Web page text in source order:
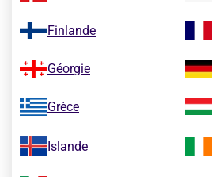
Finlande
Géorgie
Grèce
Islande